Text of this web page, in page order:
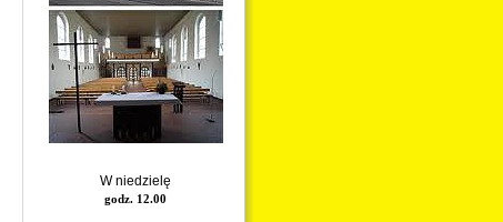
W niedzielę
godz. 12.00